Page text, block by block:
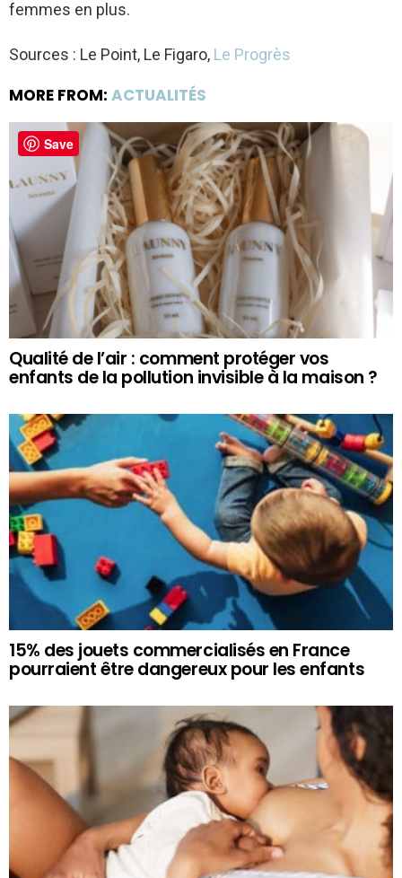
femmes en plus.
Sources : Le Point, Le Figaro, Le Progrès
MORE FROM: ACTUALITÉS
Qualité de l’air : comment protéger vos
enfants de la pollution invisible à la maison ?
15% des jouets commercialisés en France
pourraient être dangereux pour les enfants
Save